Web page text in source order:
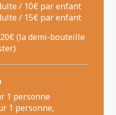
/ 10€ par enfant
/ 15€ par enfant
(la demi-bouteille
1 personne
1 personne,